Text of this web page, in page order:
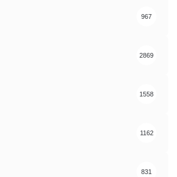
967
2869
1558
1162
831